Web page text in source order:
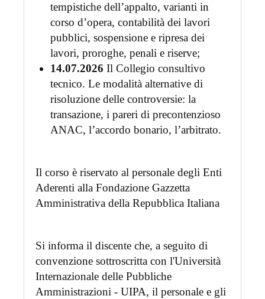
tempistiche dell’appalto, varianti in
corso d’opera, contabilità dei lavori
pubblici, sospensione e ripresa dei
lavori, proroghe, penali e riserve;
14.07.2026 Il Collegio consultivo
tecnico. Le modalità alternative di
risoluzione delle controversie: la
transazione, i pareri di precontenzioso
ANAC, l’accordo bonario, l’arbitrato.
Il corso è riservato al personale degli Enti
Aderenti alla Fondazione Gazzetta
Amministrativa della Repubblica Italiana
Si informa il discente che, a seguito di
convenzione sottroscritta con l'Università
Internazionale delle Pubbliche
Amministrazioni - UIPA, il personale e gli